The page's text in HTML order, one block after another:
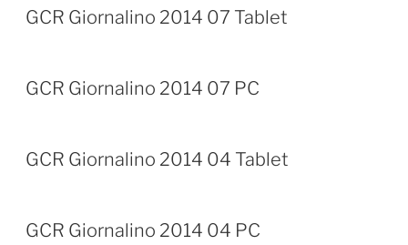
GCR Giornalino 2014 07 Tablet
GCR Giornalino 2014 07 PC
GCR Giornalino 2014 04 Tablet
GCR Giornalino 2014 04 PC